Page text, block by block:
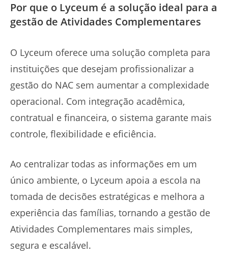
Por que o Lyceum é a solução ideal para a
gestão de Atividades Complementares
O Lyceum oferece uma solução completa para
instituições que desejam profissionalizar a
gestão do NAC sem aumentar a complexidade
operacional. Com integração acadêmica,
contratual e financeira, o sistema garante mais
controle, flexibilidade e eficiência.
Ao centralizar todas as informações em um
único ambiente, o Lyceum apoia a escola na
tomada de decisões estratégicas e melhora a
experiência das famílias, tornando a gestão de
Atividades Complementares mais simples,
segura e escalável.